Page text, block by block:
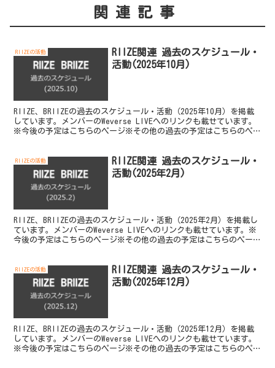
関連記事
RIIZEの活動
RIIZE関連 過去のスケジュール・
活動(2025年10月)
RIIZE、BRIIZEの過去のスケジュール・活動（2025年10月）を掲載
しています。メンバーのWeverse LIVEへのリンクも載せています。
※今後の予定はこちらのページ※その他の過去の予定はこちらのペー
RIIZEの活動
RIIZE関連 過去のスケジュール・
活動(2025年2月)
RIIZE、BRIIZEの過去のスケジュール・活動（2025年2月）を掲載し
ています。メンバーのWeverse LIVEへのリンクも載せています。※
今後の予定はこちらのページ※その他の過去の予定はこちらのページ
RIIZEの活動
RIIZE関連 過去のスケジュール・
活動(2025年12月)
RIIZE、BRIIZEの過去のスケジュール・活動（2025年12月）を掲載
しています。メンバーのWeverse LIVEへのリンクも載せています。
※今後の予定はこちらのページ※その他の過去の予定はこちらのペー